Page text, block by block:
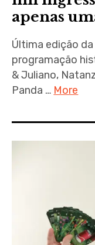
apenas
Última edição
programação
& Juliano,
Panda … More